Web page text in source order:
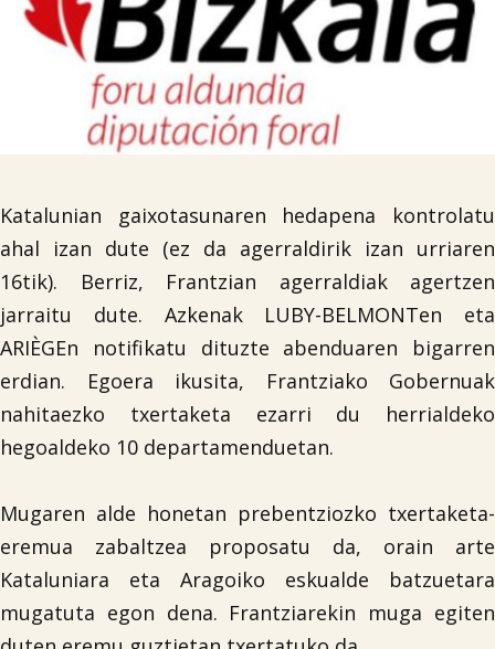
Katalunian gaixotasunaren hedapena kontrolatu
ahal izan dute (ez da agerraldirik izan urriaren
16tik). Berriz, Frantzian agerraldiak agertzen
jarraitu dute. Azkenak LUBY-BELMONTen eta
ARIÈGEn notifikatu dituzte abenduaren bigarren
erdian. Egoera ikusita, Frantziako Gobernuak
nahitaezko txertaketa ezarri du herrialdeko
hegoaldeko 10 departamenduetan.
Mugaren alde honetan prebentziozko txertaketa-
eremua zabaltzea proposatu da, orain arte
Kataluniara eta Aragoiko eskualde batzuetara
mugatuta egon dena. Frantziarekin muga egiten